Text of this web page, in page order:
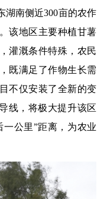
湖南侧近300亩的农作
该地区主要种植甘薯
灌溉条件特殊，农民
既满足了作物生长需
不仅安装了全新的变
线，将极大提升该区
公里”距离，为农业